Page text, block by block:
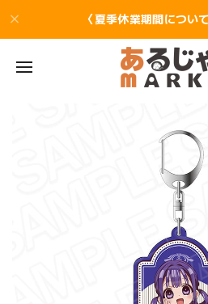
〈夏季休業期間につい